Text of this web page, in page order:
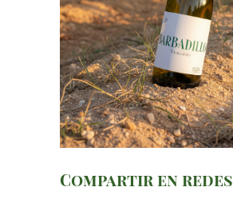
Compartir en redes